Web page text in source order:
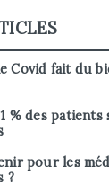
Covid fait du
% des
pour les
?